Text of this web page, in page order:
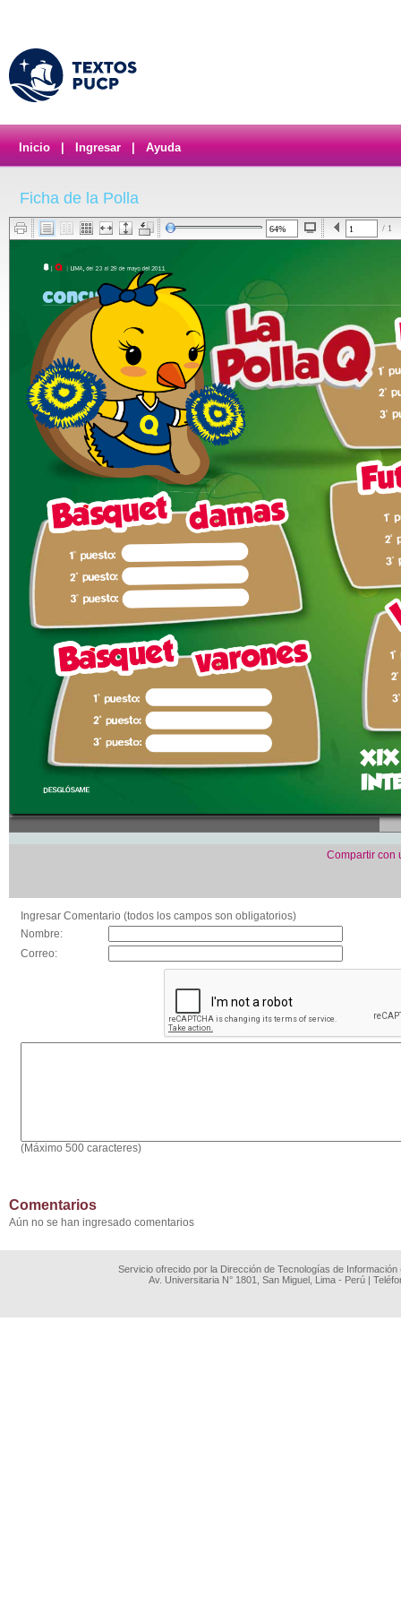
Inicio Ingresar Ayuda
Ficha de la Polla
/ 1
Compartir con
Ingresar Comentario (todos los campos son obligatorios)
Nombre:
Correo:
(Máximo 500 caracteres)
Comentarios
Aún no se han ingresado comentarios
Servicio ofrecido por la Dirección de Tecnologías de
Av. Universitaria N° 1801, San Miguel, Lima - Perú |